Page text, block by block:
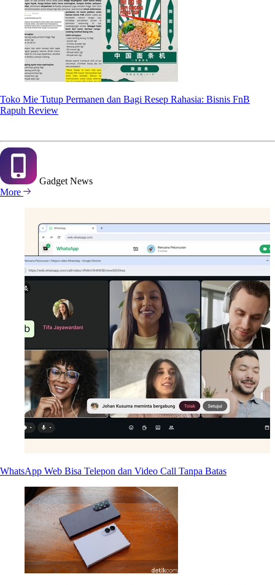
Toko Mie Tutup Permanen dan Bagi Resep Rahasia: Bisnis FnB
Rapuh Review
Gadget News
More
WhatsApp Web Bisa Telepon dan Video Call Tanpa Batas